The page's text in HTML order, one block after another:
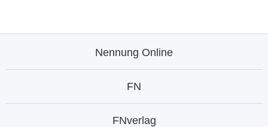
Nennung Online
FN
FNverlag